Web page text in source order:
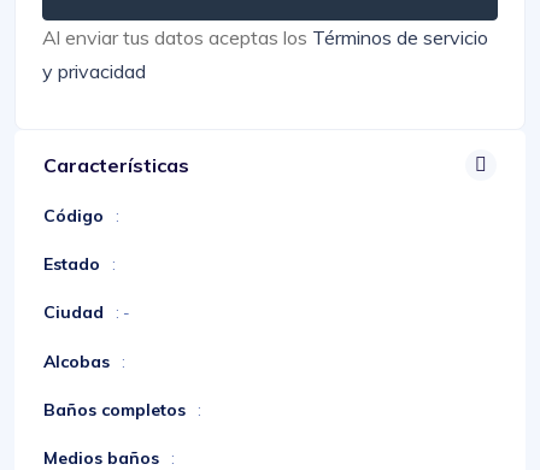
Al enviar tus datos aceptas los Términos de servicio
y privacidad
Características
Código :
Estado :
Ciudad : -
Alcobas :
Baños completos :
Medios baños :